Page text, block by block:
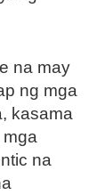
na may
ng mga
kasama
na